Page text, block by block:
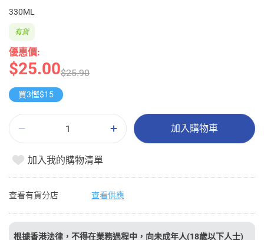
330ML
優惠價:
$25.00$25.90
有貨
買3慳$15
加入購物車
加入我的購物清單
查看有貨分店 查看供應
根據香港法律，不得在業務過程中，向未成年人(18歲以下人士)